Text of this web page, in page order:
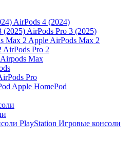
AirPods 4 (2024)
AirPods Pro 3 (2025)
Apple AirPods Max 2
AirPods Pro 2
Airpods Max
Pro
Apple HomePod
Игровые консоли